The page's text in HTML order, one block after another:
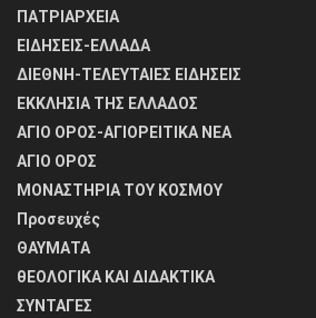
ΠΑΤΡΙΑΡΧΕΙΑ
ΕΙΔΗΣΕΙΣ-ΕΛΛΑΔΑ
ΔΙΕΘΝΗ-ΤΕΛΕΥΤΑΙΕΣ ΕΙΔΗΣΕΙΣ
ΕΚΚΛΗΣΙΑ ΤΗΣ ΕΛΛΑΔΟΣ
ΑΓΙΟ ΟΡΟΣ-ΑΓΙΟΡΕΙΤΙΚΑ ΝΕΑ
ΑΓΙΟ ΟΡΟΣ
ΜΟΝΑΣΤΗΡΙΑ ΤΟΥ ΚΟΣΜΟΥ
Προσευχές
ΘΑΥΜΑΤΑ
θΕΟΛΟΓΙΚΑ ΚΑΙ ΔΙΔΑΚΤΙΚΑ
ΣΥΝΤΑΓΕΣ